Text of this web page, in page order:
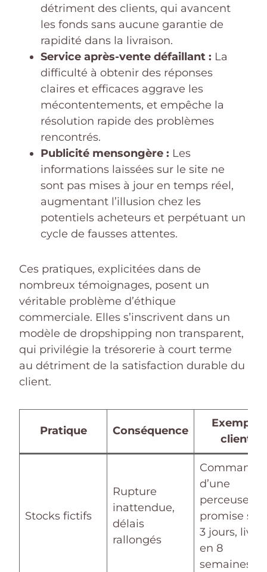
détriment des clients, qui avancent
les fonds sans aucune garantie de
rapidité dans la livraison.
Service après-vente défaillant : La
difficulté à obtenir des réponses
claires et efficaces aggrave les
mécontentements, et empêche la
résolution rapide des problèmes
rencontrés.
Publicité mensongère : Les
informations laissées sur le site ne
sont pas mises à jour en temps réel,
augmentant l’illusion chez les
potentiels acheteurs et perpétuant un
cycle de fausses attentes.
Ces pratiques, explicitées dans de
nombreux témoignages, posent un
véritable problème d’éthique
commerciale. Elles s’inscrivent dans un
modèle de dropshipping non transparent,
qui privilégie la trésorerie à court terme
au détriment de la satisfaction durable du
client.
Pratique Conséquence
Exemple
client
Stocks fictifs
Rupture
inattendue,
délais
rallongés
Commande
d’une
perceuse
promise
3 jours,
en 8
semaines